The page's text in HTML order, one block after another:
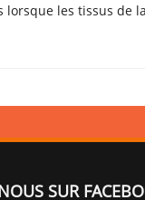
les tissus de
SUR